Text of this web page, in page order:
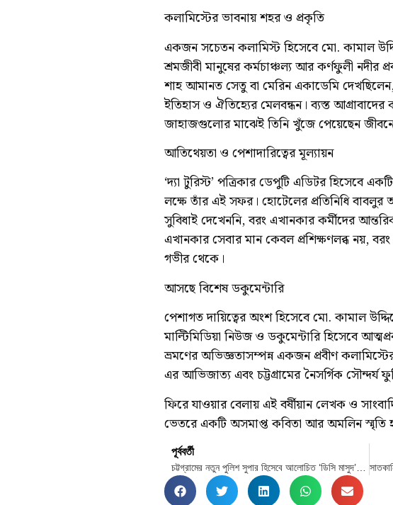
কলামিস্টের ভাবনায় শহর ও প্রকৃতি
একজন সচেতন কলামিস্ট হিসেবে মো. কামাল
শ্রমজীবী মানুষের কর্মচাঞ্চল্য আর কর্ণফুলী নদীর
শাহ আমানত সেতু বা মেরিন একাডেমি
ইতিহাস ও ঐতিহ্যের মেলবন্ধন। ব্যস্ত
জাহাজগুলোর মাঝেই তিনি খুঁজে পেয়েছেন
আতিথেয়তা ও পেশাদারিত্বের মূল্যায়ন
‘দ্যা টুরিস্ট’ পত্রিকার ডেপুটি এডিটর হিসেবে
লক্ষে তাঁর এই সফর। হোটেলের প্রতিনিধি বাবলুর
সুবিধাই দেখেননি, বরং এখানকার কর্মীদের
এখানকার সেবার মান কেবল প্রশিক্ষণলব্ধ নয়,
গভীর থেকে।
আসছে বিশেষ ডকুমেন্টারি
পেশাগত দায়িত্বের অংশ হিসেবে মো. কামাল
মাল্টিমিডিয়া নিউজ ও ডকুমেন্টারি হিসেবে
ভ্রমণের অভিজ্ঞতাসম্পন্ন একজন প্রবীণ
এর আভিজাত্য এবং চট্টগ্রামের নৈসর্গিক সৌন্দর্য
ফিরে যাওয়ার বেলায় এই বর্ষীয়ান লেখক ও
ভেতরে একটি অসমাপ্ত কবিতা আর অমলিন স্মৃতি
পূর্ববর্তী